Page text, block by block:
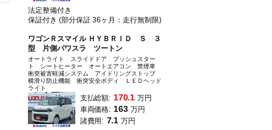
法定整備付き
保証付き (部分保証 36ヶ月：走行無制限)
ワゴンＲスマイル ＨＹＢＲＩＤ Ｓ ３
型 片側パワスラ ツートン
オートライト スライドドア プッシュスター
ト シートヒーター オートエアコン 禁煙車
衝突被害軽減システム アイドリングストップ
横滑り防止機能 衝突安全ボディ ＬＥＤヘッド
ライト
支払総額: 170.1 万円
車両価格: 163 万円
諸費用: 7.1 万円